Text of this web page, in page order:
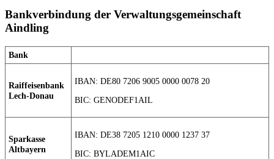
Bankverbindung der Verwaltungsgemeinschaft
Aindling
Bank
Raiffeisenbank
Lech-Donau
IBAN: DE80 7206 9005 0000 0078 20
BIC: GENODEF1AIL
Sparkasse
Altbayern
IBAN: DE38 7205 1210 0000 1237 37
BIC: BYLADEM1AIC